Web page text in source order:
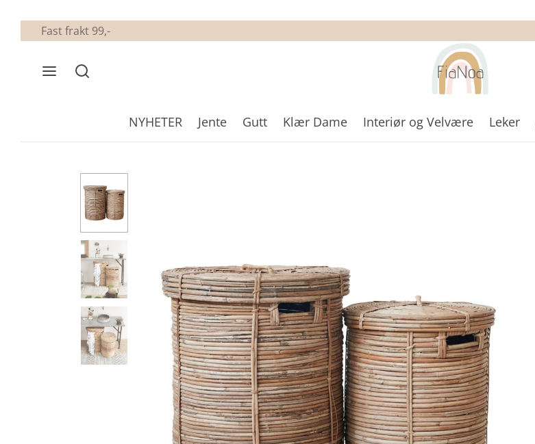
Fast frakt 99,-
NYHETER Jente Gutt Klær Dame Interiør og Velvære Leker